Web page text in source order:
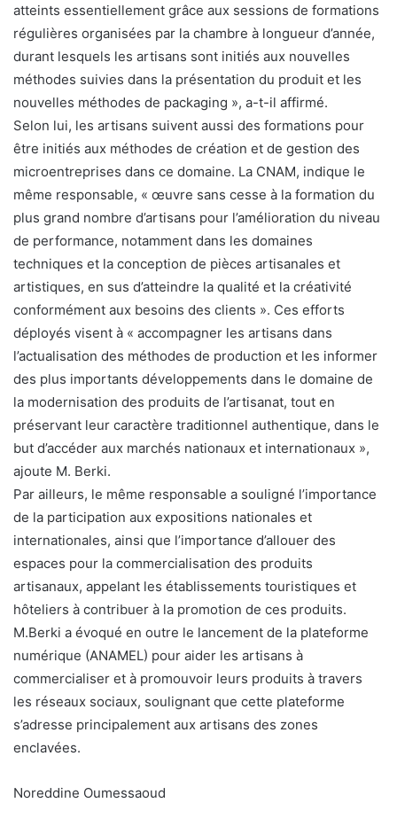
atteints essentiellement grâce aux sessions de formations
régulières organisées par la chambre à longueur d’année,
durant lesquels les artisans sont initiés aux nouvelles
méthodes suivies dans la présentation du produit et les
nouvelles méthodes de packaging », a-t-il affirmé.
Selon lui, les artisans suivent aussi des formations pour
être initiés aux méthodes de création et de gestion des
microentreprises dans ce domaine. La CNAM, indique le
même responsable, « œuvre sans cesse à la formation du
plus grand nombre d’artisans pour l’amélioration du niveau
de performance, notamment dans les domaines
techniques et la conception de pièces artisanales et
artistiques, en sus d’atteindre la qualité et la créativité
conformément aux besoins des clients ». Ces efforts
déployés visent à « accompagner les artisans dans
l’actualisation des méthodes de production et les informer
des plus importants développements dans le domaine de
la modernisation des produits de l’artisanat, tout en
préservant leur caractère traditionnel authentique, dans le
but d’accéder aux marchés nationaux et internationaux »,
ajoute M. Berki.
Par ailleurs, le même responsable a souligné l’importance
de la participation aux expositions nationales et
internationales, ainsi que l’importance d’allouer des
espaces pour la commercialisation des produits
artisanaux, appelant les établissements touristiques et
hôteliers à contribuer à la promotion de ces produits.
M.Berki a évoqué en outre le lancement de la plateforme
numérique (ANAMEL) pour aider les artisans à
commercialiser et à promouvoir leurs produits à travers
les réseaux sociaux, soulignant que cette plateforme
s’adresse principalement aux artisans des zones
enclavées.
Noreddine Oumessaoud